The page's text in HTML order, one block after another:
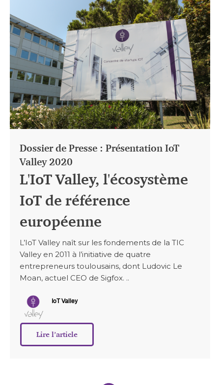
Dossier de Presse : Présentation IoT
Valley 2020
L'IoT Valley, l'écosystème
IoT de référence
européenne
L’IoT Valley naît sur les fondements de la TIC
Valley en 2011 à l’initiative de quatre
entrepreneurs toulousains, dont Ludovic Le
Moan, actuel CEO de Sigfox. ..
IoT Valley
Lire l’article